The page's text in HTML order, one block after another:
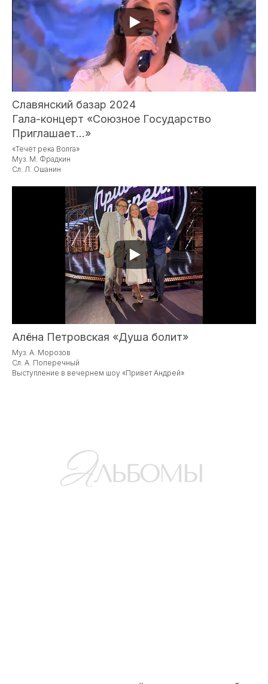
Славянский базар 2024
Гала-концерт «Союзное Государство
Приглашает…»
«Течёт река Волга»
Муз. М. Фрадкин
Сл. Л. Ошанин
Алёна Петровская «Душа болит»
Муз. А. Морозов
Сл. А. Поперечный
Выступление в вечернем шоу «Привет Андрей»